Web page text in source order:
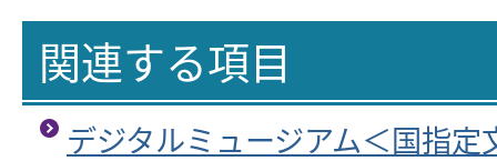
関連する項目
デジタルミュージアム＜国指定